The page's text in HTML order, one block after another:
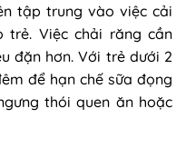
tập trung vào việc cải
trẻ. Việc chải răng cần
đặn hơn. Với trẻ dưới 2
để hạn chế sữa đọng
thói quen ăn hoặc